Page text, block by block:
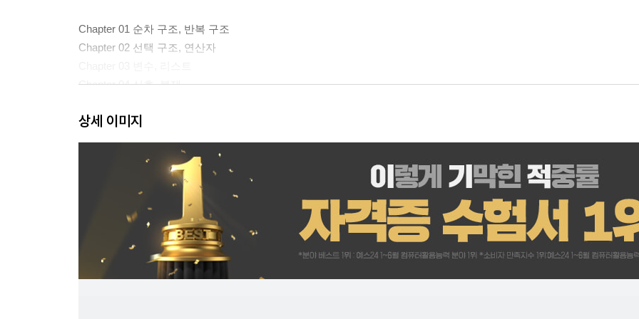
Chapter 01 순차 구조, 반복 구조
Chapter 02 선택 구조, 연산자
Chapter 04 신호, 복제
Part 03 2급 공개 문제 따라하기 B형, C형
Part 04 2급 기출 유형 문제 1회~8회
Part 05 3급 공개 문제 따라하기 A형
Part 06 3급 기출 유형 문제 1회~8회
상세 이미지